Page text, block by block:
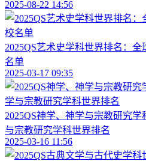
2025-08-22 14:56
2025QS艺术史学科世界排名：
名单
2025-03-17 09:35
2025QS神学、神学与宗教研究
与宗教研究学科世界排名
2025-03-16 11:56